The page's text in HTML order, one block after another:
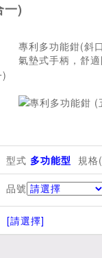
一)
專利多功能鉗(斜
氣墊式手柄，舒
型式 多功能型 規格
品號
[請選擇]